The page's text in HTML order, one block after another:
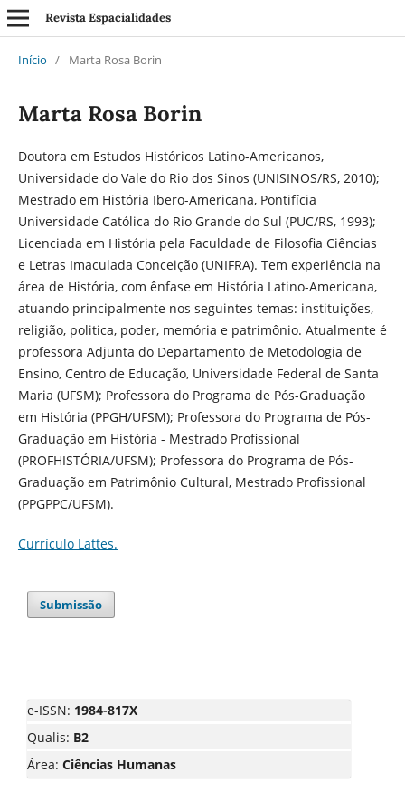
Revista Espacialidades
Início / Marta Rosa Borin
Marta Rosa Borin
Doutora em Estudos Históricos Latino-Americanos,
Universidade do Vale do Rio dos Sinos (UNISINOS/RS, 2010);
Mestrado em História Ibero-Americana, Pontifícia
Universidade Católica do Rio Grande do Sul (PUC/RS, 1993);
Licenciada em História pela Faculdade de Filosofia Ciências
e Letras Imaculada Conceição (UNIFRA). Tem experiência na
área de História, com ênfase em História Latino-Americana,
atuando principalmente nos seguintes temas: instituições,
religião, politica, poder, memória e patrimônio. Atualmente é
professora Adjunta do Departamento de Metodologia de
Ensino, Centro de Educação, Universidade Federal de Santa
Maria (UFSM); Professora do Programa de Pós-Graduação
em História (PPGH/UFSM); Professora do Programa de Pós-
Graduação em História - Mestrado Profissional
(PROFHISTÓRIA/UFSM); Professora do Programa de Pós-
Graduação em Patrimônio Cultural, Mestrado Profissional
(PPGPPC/UFSM).
Currículo Lattes.
Submissão
e-ISSN: 1984-817X
Qualis: B2
Área: Ciências Humanas